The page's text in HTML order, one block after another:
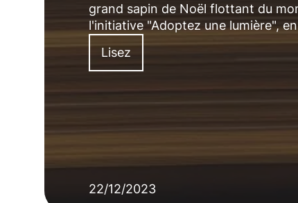
grand sapin de Noël flottant du
l'initiative "Adoptez une lumière",
Lisez
22/12/2023